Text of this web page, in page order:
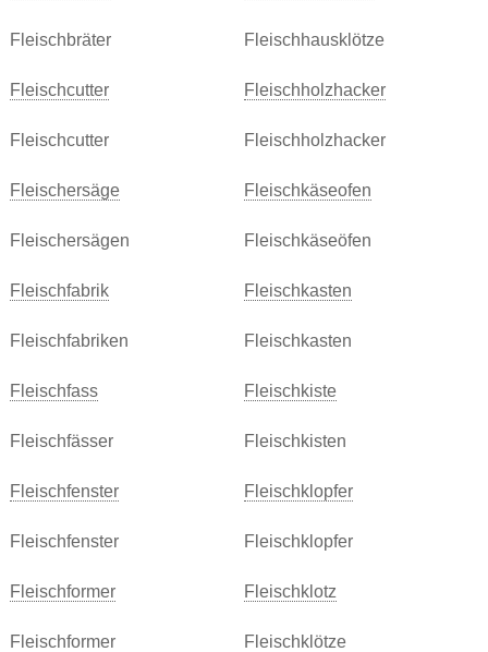
Fleischbräter
Fleischcutter
Fleischcutter
Fleischersäge
Fleischersägen
Fleischfabrik
Fleischfabriken
Fleischfass
Fleischfässer
Fleischfenster
Fleischfenster
Fleischformer
Fleischformer
Fleischhausklötze
Fleischholzhacker
Fleischholzhacker
Fleischkäseofen
Fleischkäseöfen
Fleischkasten
Fleischkasten
Fleischkiste
Fleischkisten
Fleischklopfer
Fleischklopfer
Fleischklotz
Fleischklötze